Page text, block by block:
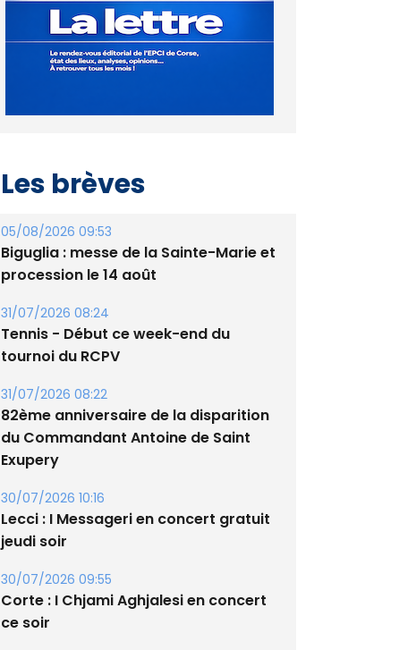
Les brèves
05/08/2026 09:53
Biguglia : messe de la Sainte-Marie et
procession le 14 août
31/07/2026 08:24
Tennis - Début ce week-end du
tournoi du RCPV
31/07/2026 08:22
82ème anniversaire de la disparition
du Commandant Antoine de Saint
Exupery
30/07/2026 10:16
Lecci : I Messageri en concert gratuit
jeudi soir
30/07/2026 09:55
Corte : I Chjami Aghjalesi en concert
ce soir